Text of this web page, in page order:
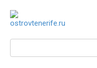
контенту
Поиск: